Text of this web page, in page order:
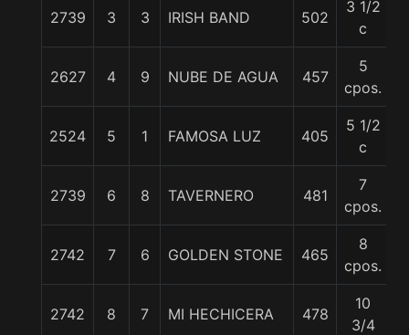
2739 3 3 IRISH BAND 502
3 1/2
c
2627 4 9 NUBE DE AGUA 457
5
cpos.
2524 5 1 FAMOSA LUZ 405
5 1/2
c
2739 6 8 TAVERNERO 481
7
cpos.
2742 7 6 GOLDEN STONE 465
8
cpos.
2742 8 7 MI HECHICERA 478
10
3/4